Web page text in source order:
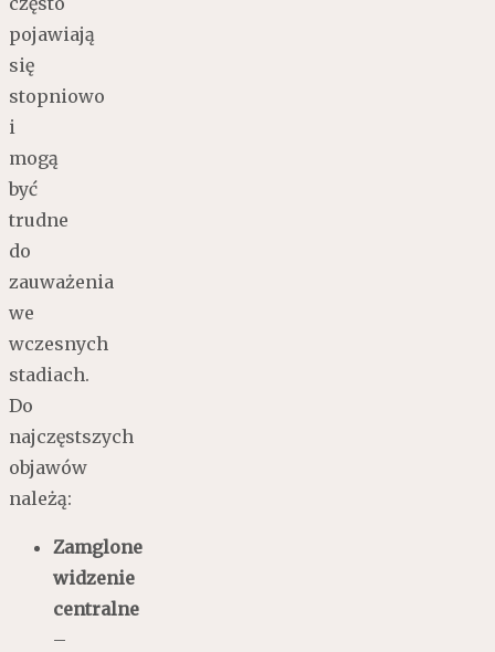
pojawiają
się
stopniowo
i
mogą
być
trudne
do
zauważenia
we
wczesnych
stadiach.
Do
najczęstszych
objawów
należą:
Zamglone
widzenie
centralne
–